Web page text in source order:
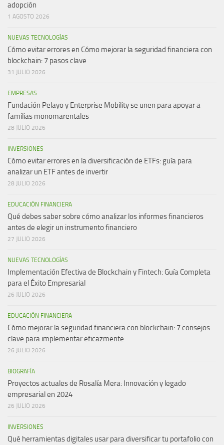
adopción
1 AGOSTO 2026
NUEVAS TECNOLOGÍAS
Cómo evitar errores en Cómo mejorar la seguridad financiera con
blockchain: 7 pasos clave
31 JULIO 2026
EMPRESAS
Fundación Pelayo y Enterprise Mobility se unen para apoyar a
familias monomarentales
28 JULIO 2026
INVERSIONES
Cómo evitar errores en la diversificación de ETFs: guía para
analizar un ETF antes de invertir
28 JULIO 2026
EDUCACIÓN FINANCIERA
Qué debes saber sobre cómo analizar los informes financieros
antes de elegir un instrumento financiero
27 JULIO 2026
NUEVAS TECNOLOGÍAS
Implementación Efectiva de Blockchain y Fintech: Guía Completa
para el Éxito Empresarial
26 JULIO 2026
EDUCACIÓN FINANCIERA
Cómo mejorar la seguridad financiera con blockchain: 7 consejos
clave para implementar eficazmente
26 JULIO 2026
BIOGRAFÍA
Proyectos actuales de Rosalía Mera: Innovación y legado
empresarial en 2024
26 JULIO 2026
INVERSIONES
Qué herramientas digitales usar para diversificar tu portafolio con